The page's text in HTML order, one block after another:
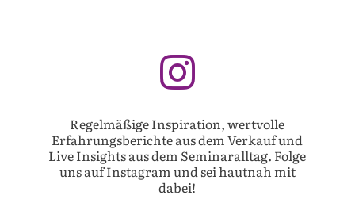

Regelmäßige Inspiration, wertvolle
Erfahrungsberichte aus dem Verkauf und
Live Insights aus dem Seminaralltag. Folge
uns auf Instagram und sei hautnah mit
dabei!